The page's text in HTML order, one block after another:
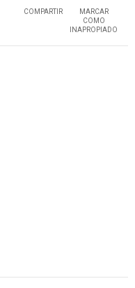
COMPARTIR
MARCAR
COMO
INAPROPIADO